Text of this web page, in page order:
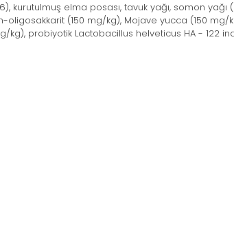
kurutulmuş elma posası, tavuk yağı, somon
(150 mg/kg), Mojave yucca (150
probiyotik Lactobacillus helveticus HA - 122